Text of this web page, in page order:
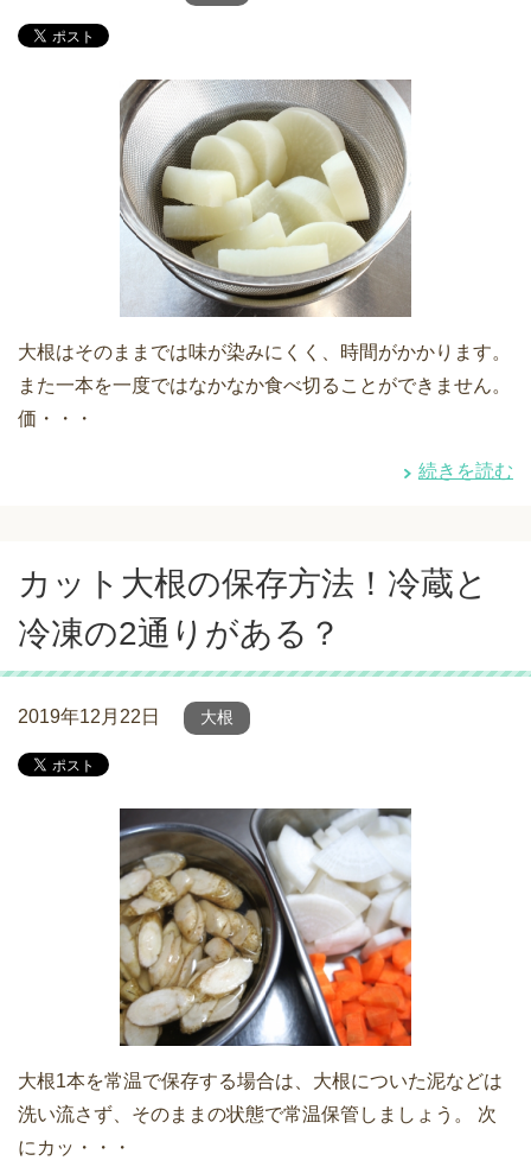
大根はそのままでは味が染みにくく、時間がかかります。
また一本を一度ではなかなか食べ切ることができません。
価・・・
続きを読む
カット大根の保存方法！冷蔵と
冷凍の2通りがある？
2019年12月22日 大根
大根1本を常温で保存する場合は、大根についた泥などは
洗い流さず、そのままの状態で常温保管しましょう。 次
にカッ・・・